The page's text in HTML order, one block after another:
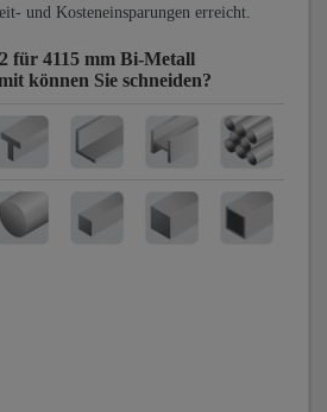
und Kosteneinsparungen erreicht.
für 4115 mm Bi-Metall
können Sie schneiden?